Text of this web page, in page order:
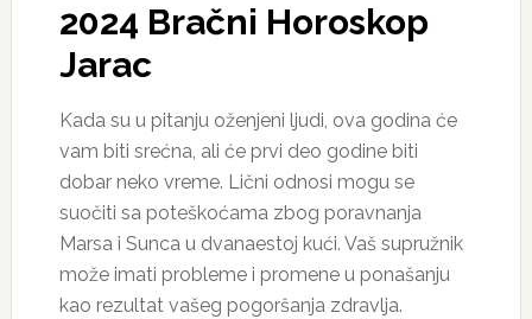
2024 Bračni Horoskop
Jarac
Kada su u pitanju oženjeni ljudi, ova godina će
vam biti srećna, ali će prvi deo godine biti
dobar neko vreme. Lični odnosi mogu se
suočiti sa poteškoćama zbog poravnanja
Marsa i Sunca u dvanaestoj kući. Vaš supružnik
može imati probleme i promene u ponašanju
kao rezultat vašeg pogoršanja zdravlja.